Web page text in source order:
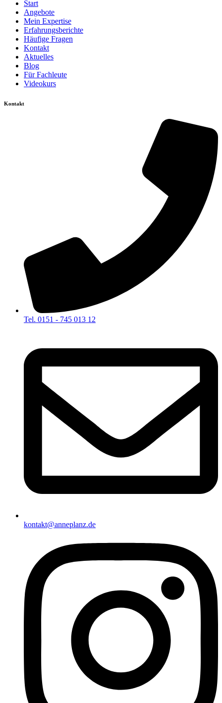
Start
Angebote
Mein Expertise
Erfahrungsberichte
Häufige Fragen
Kontakt
Aktuelles
Blog
Für Fachleute
Videokurs
Kontakt
Tel. 0151 - 745 013 12
kontakt@anneplanz.de